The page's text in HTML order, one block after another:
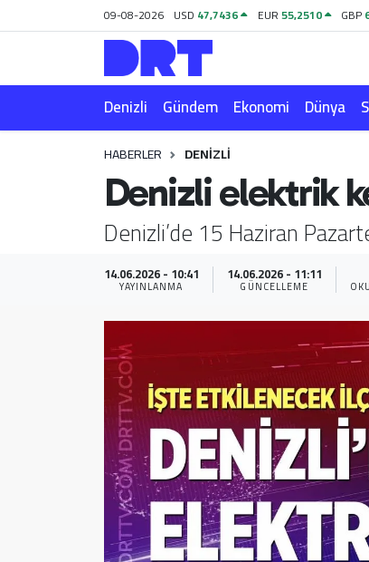
09-08-2026 USD 47,7436 EUR55,2510 GBP
Denizli Gündem Ekonomi Dünya
HABERLER DENIZLI
Denizli elektrik
Denizli’de 15 Haziran
14.06.2026 - 10:41
YAYINLANMA
14.06.2026 - 11:11
GÜNCELLEME
Gündem
Ekonomi
Teknoloji
Yazarlar
Resmi İlan
Hava Durumu
Trafik Durumu
Puan Durumu ve Fikstür
Tüm Manşetler
Haber Arşivi